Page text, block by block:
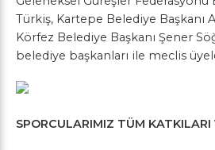
Türkiş, Kartepe Belediye Başkanı
Körfez Belediye Başkanı Şener
belediye başkanları ile meclis
SPORCULARIMIZ TÜM KATKILARI